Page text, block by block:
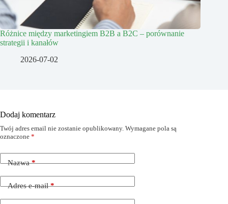
Różnice między marketingiem B2B a B2C – porównanie
strategii i kanałów
2026-07-02
Dodaj komentarz
Twój adres email nie zostanie opublikowany. Wymagane pola są
oznaczone *
Nazwa*
Adres e-mail*